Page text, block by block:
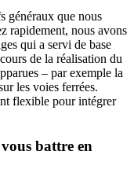
généraux que nous
rapidement, nous avons
qui a servi de base
de la réalisation du
– par exemple la
les voies ferrées.
flexible pour intégrer
battre en